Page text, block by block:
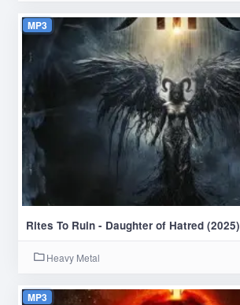
MP3
Rites To Ruin - Daughter of Hatred (2025)
Heavy Metal
MP3